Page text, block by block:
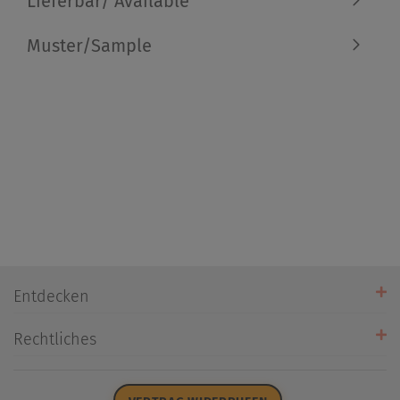
Muster/Sample
Entdecken
Öffnungszeiten
Rechtliches